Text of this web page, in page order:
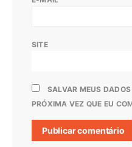
SITE
SALVAR MEUS
PRÓXIMA VEZ QUE EU